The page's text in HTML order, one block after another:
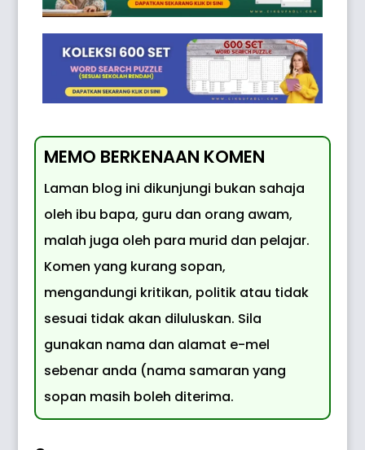
MEMO BERKENAAN KOMEN
Laman blog ini dikunjungi bukan sahaja
oleh ibu bapa, guru dan orang awam,
malah juga oleh para murid dan pelajar.
Komen yang kurang sopan,
mengandungi kritikan, politik atau tidak
sesuai tidak akan diluluskan. Sila
gunakan nama dan alamat e-mel
sebenar anda (nama samaran yang
sopan masih boleh diterima.